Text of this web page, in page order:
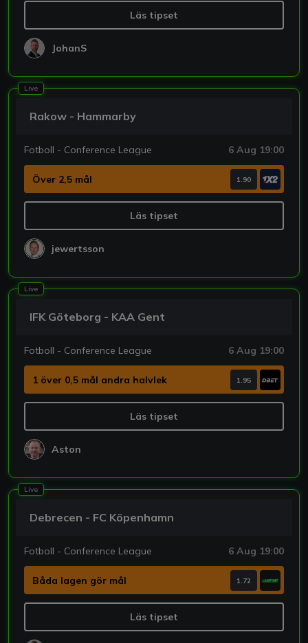
Läs tipset
JohanS
Live
Rakow - Hammarby
Fotboll - Conference League 6 Aug 19:00
Över 2,5 mål 1.90
Läs tipset
jewertsson
Live
IFK Göteborg - KAA Gent
Fotboll - Conference League 6 Aug 19:00
1 över 0,5 mål andra halvlek 1.95
Läs tipset
Aston
Live
Debrecen - FC Köpenhamn
Fotboll - Conference League 6 Aug 19:00
Båda lagen gör mål 1.72
Läs tipset